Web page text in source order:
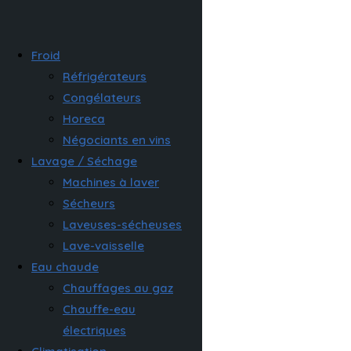
Froid
Réfrigérateurs
Congélateurs
Horeca
Négociants en vins
Lavage / Séchage
Machines à laver
Sécheurs
Laveuses-sécheuses
Lave-vaisselle
Eau chaude
Chauffages au gaz
Chauffe-eau
électriques